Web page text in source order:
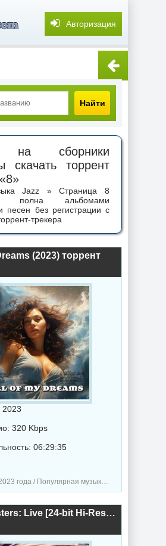
Авторизация
Найти
на сборники
скачать торрент
Jazz » Страница 8
полна альбомами
песен без регистрации с
трекера
(2023) торрент
2023
320 Kbps
06:29:35
/ Популярная музыка / Джаз музыка / Музыка VA
Hi-Res Masters: Live [24-bit Hi-Res] (2023) торрент